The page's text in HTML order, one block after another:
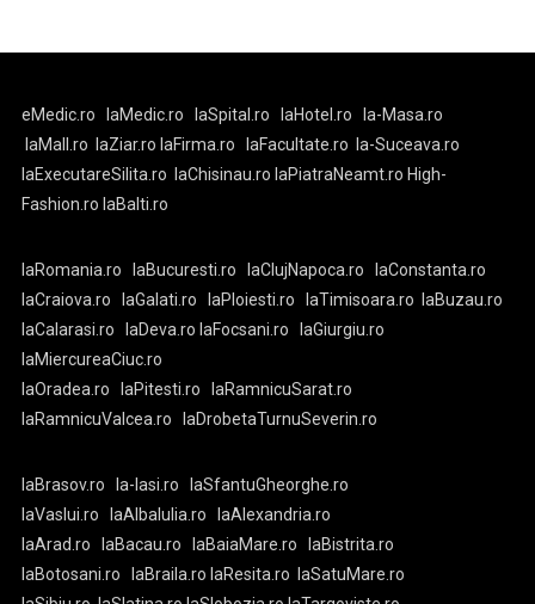
eMedic.ro laMedic.ro laSpital.ro laHotel.ro
la-Masa.ro
laMall.ro
laZiar.ro laFirma.ro laFacultate.ro
la-Suceava.ro
laExecutareSilita.ro
laChisinau.ro laPiatraNeamt.ro High-
Fashion.ro laBalti.ro
laRomania.ro laBucuresti.ro laClujNapoca.ro
laConstanta.ro
laCraiova.ro
laGalati.ro laPloiesti.ro laTimisoara.ro
laBuzau.ro
laCalarasi.ro
laDeva.ro laFocsani.ro
laGiurgiu.ro
laMiercureaCiuc.ro
laOradea.ro
laPitesti.ro
laRamnicuSarat.ro
laRamnicuValcea.ro
laDrobetaTurnuSeverin.ro
laBrasov.ro la-Iasi.ro
laSfantuGheorghe.ro
laVaslui.ro
laAlbaIulia.ro
laAlexandria.ro
laArad.ro
laBacau.ro laBaiaMare.ro
laBistrita.ro
laBotosani.ro
laBraila.ro laResita.ro
laSatuMare.ro